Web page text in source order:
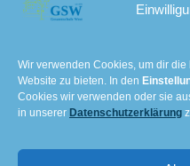
Wir verwenden Cookies, um dir
Website zu bieten. In den
Cookies wir verwenden oder sie
in unserer Datenschutzerklärung
Tel: